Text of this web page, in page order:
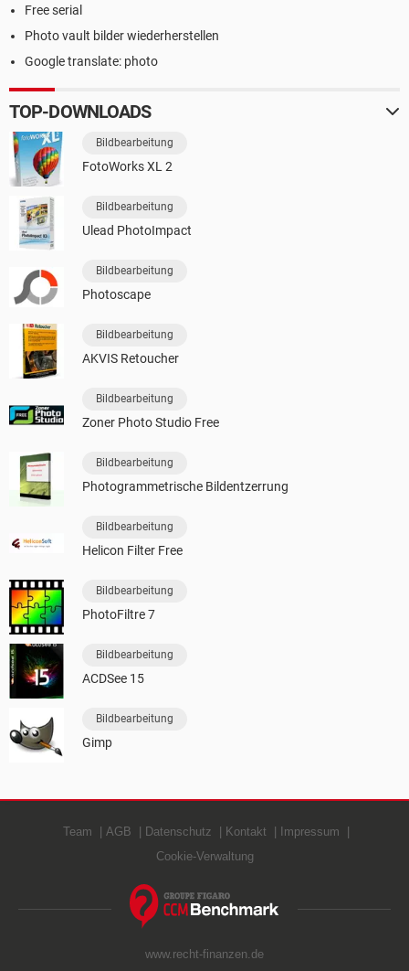
Free serial
Photo vault bilder wiederherstellen
Google translate: photo
TOP-DOWNLOADS
Bildbearbeitung
FotoWorks XL 2
Bildbearbeitung
Ulead PhotoImpact
Bildbearbeitung
Photoscape
Bildbearbeitung
AKVIS Retoucher
Bildbearbeitung
Zoner Photo Studio Free
Bildbearbeitung
Photogrammetrische Bildentzerrung
Bildbearbeitung
Helicon Filter Free
Bildbearbeitung
PhotoFiltre 7
Bildbearbeitung
ACDSee 15
Bildbearbeitung
Gimp
Team AGB Datenschutz Kontakt
Impressum
Cookie-Verwaltung
www.recht-finanzen.de